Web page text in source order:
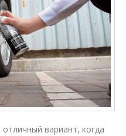
вариант, когда